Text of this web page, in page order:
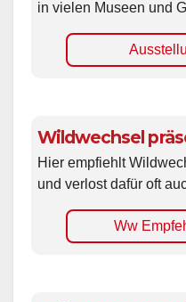
in vielen Museen und
Wildwechsel
Hier empfiehlt
und verlost dafür oft
Ww